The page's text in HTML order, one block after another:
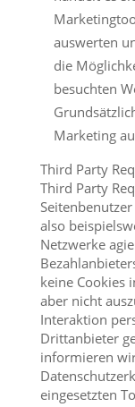
auswerten
die
besuchten
Marketing
Third Party
Third Party
also
Netzwerke
keine Cookies
aber nicht
Interaktion
Drittanbieter
informieren
eingesetzten